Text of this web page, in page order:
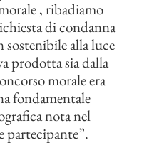
, ribadiamo
di condanna
sostenibile alla luce
prodotta sia dalla
morale era
fondamentale
nota nel
partecipante”.